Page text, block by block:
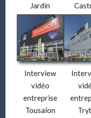
Jardin
Interview
vidéo
entreprise
Tousalon